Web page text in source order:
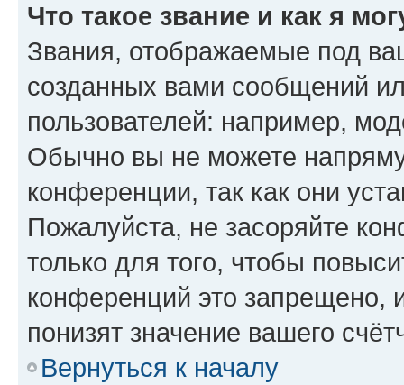
Что такое звание и как я
Звания, отображаемые под
созданных вами сообщений
пользователей: например,
Обычно вы не можете
конференции, так как они
Пожалуйста, не засоряйте
только для того, чтобы
конференций это запрещено,
понизят значение вашего
Вернуться к началу